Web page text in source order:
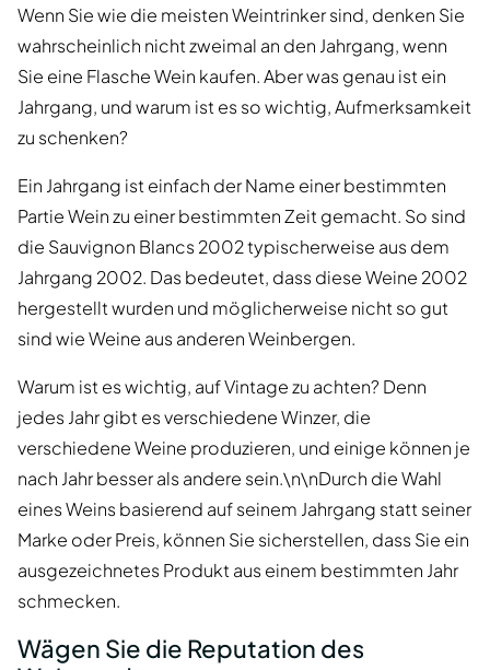
Wenn Sie wie die meisten Weintrinker sind, denken Sie
wahrscheinlich nicht zweimal an den Jahrgang, wenn
Sie eine Flasche Wein kaufen. Aber was genau ist ein
Jahrgang, und warum ist es so wichtig, Aufmerksamkeit
zu schenken?
Ein Jahrgang ist einfach der Name einer bestimmten
Partie Wein zu einer bestimmten Zeit gemacht. So sind
die Sauvignon Blancs 2002 typischerweise aus dem
Jahrgang 2002. Das bedeutet, dass diese Weine 2002
hergestellt wurden und möglicherweise nicht so gut
sind wie Weine aus anderen Weinbergen.
Warum ist es wichtig, auf Vintage zu achten? Denn
jedes Jahr gibt es verschiedene Winzer, die
verschiedene Weine produzieren, und einige können je
nach Jahr besser als andere sein.\n\nDurch die Wahl
eines Weins basierend auf seinem Jahrgang statt seiner
Marke oder Preis, können Sie sicherstellen, dass Sie ein
ausgezeichnetes Produkt aus einem bestimmten Jahr
schmecken.
Wägen Sie die Reputation des